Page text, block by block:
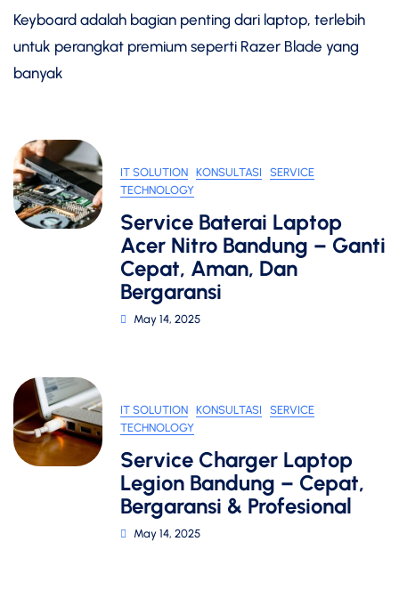
Keyboard adalah bagian penting dari laptop, terlebih
untuk perangkat premium seperti Razer Blade yang
banyak
IT SOLUTION KONSULTASI
SERVICE
TECHNOLOGY
Service Baterai Laptop
Acer Nitro Bandung – Ganti
Cepat, Aman, Dan
Bergaransi
May 14, 2025
IT SOLUTION KONSULTASI
SERVICE
TECHNOLOGY
Service Charger Laptop
Legion Bandung – Cepat,
Bergaransi & Profesional
May 14, 2025